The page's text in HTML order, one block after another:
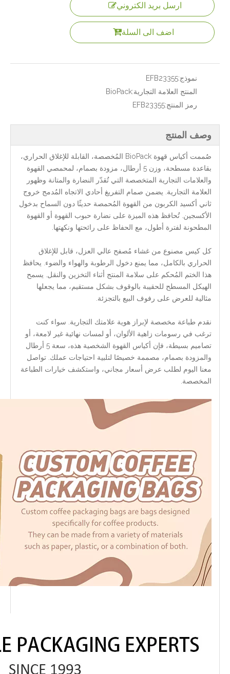
ارسل بريد الكتروني
اضف الى السلة
نموذج:EFB23355
المنتج العلامة التجارية:BioPack
رمز المنتج:EFB23355
وصف المنتج
صُممت أكياس قهوة BioPack المُخصصة، القابلة للإغلاق الحراري،
بقاعدة مسطحة، وزن 5 أرطال، مزودة بصمام، لمحمصي القهوة
والعلامات التجارية المتخصصة التي تُقدّر النضارة والمتانة وظهور
العلامة التجارية. يضمن صمام التفريغ أحادي الاتجاه المُدمج خروج
ثاني أكسيد الكربون من القهوة المُحمصة حديثًا دون السماح بدخول
الأكسجين. تُحافظ هذه الميزة على نضارة حبوب القهوة أو القهوة
المطحونة لفترة أطول، مع الحفاظ على رائحتها ونكهتها.
كل كيس مصنوع من غشاء مُصفح عالي العزل، قابل للإغلاق
الحراري بالكامل، مما يمنع دخول الرطوبة والهواء والضوء. يحافظ
هذا الختم المُحكم على سلامة المنتج أثناء التخزين والنقل. يسمح
الهيكل المسطح للحقيبة بالوقوف بشكل مستقيم، مما يجعلها
مثالية للعرض على رفوف البيع بالتجزئة.
نقدم طباعة مخصصة لإبراز هوية علامتك التجارية. سواء كنت
ترغب في رسومات زاهية الألوان، أو لمسات نهائية غير لامعة، أو
تصاميم بسيطة، فإن أكياس القهوة الشخصية هذه، سعة 5 أرطال
والمزودة بصمام، مصممة خصيصًا لتلبية احتياجات عملك. تواصل
معنا اليوم لطلب عرض أسعار مجاني، واستكشف خيارات الطباعة
المخصصة.